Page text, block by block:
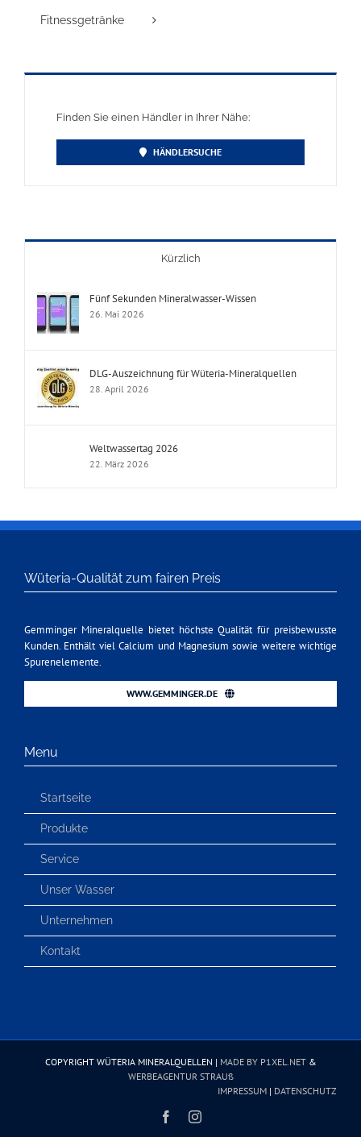
Fitnessgetränke
Finden Sie einen Händler in Ihrer Nähe:
HÄNDLERSUCHE
Kürzlich
Fünf Sekunden Mineralwasser-Wissen
26. Mai 2026
DLG-Auszeichnung für Wüteria-Mineralquellen
28. April 2026
Weltwassertag 2026
22. März 2026
Wüteria-Qualität zum fairen Preis
Gemminger Mineralquelle bietet höchste Qualität für preisbewusste
Kunden. Enthält viel Calcium und Magnesium sowie weitere wichtige
Spurenelemente.
WWW.GEMMINGER.DE
Menu
Startseite
Produkte
Service
Unser Wasser
Unternehmen
Kontakt
COPYRIGHT WÜTERIA MINERALQUELLEN | MADE BY P1XEL.NET&
WERBEAGENTUR STRAUß
IMPRESSUM | DATENSCHUTZ
FacebookInstagram